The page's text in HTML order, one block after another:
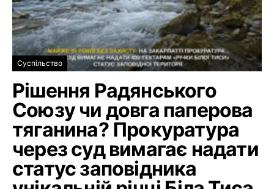
Суспільство
Рішення Радянського
Союзу чи довга паперова
тяганина? Прокуратура
через суд вимагає надати
статус заповідника